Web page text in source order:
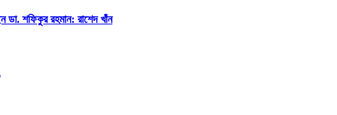
ডা. শফিকুর রহমান: রাশেদ খাঁন